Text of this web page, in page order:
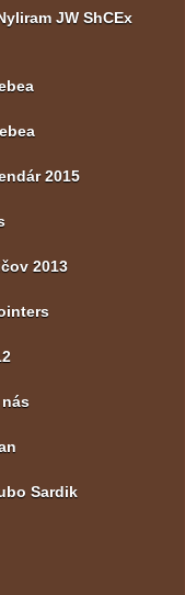
JW ShCEx
2015
2013
Sardik